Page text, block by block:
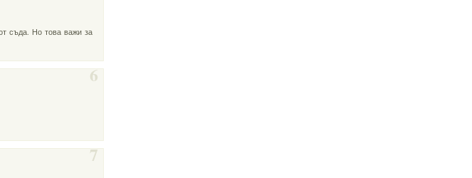
съда. Но това важи за
6
7